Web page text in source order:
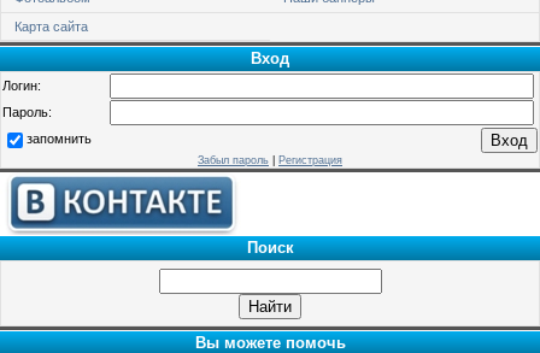
Карта сайта
Вход
Логин:
Пароль:
запомнить
Забыл пароль Регистрация
Поиск
Вы можете помочь